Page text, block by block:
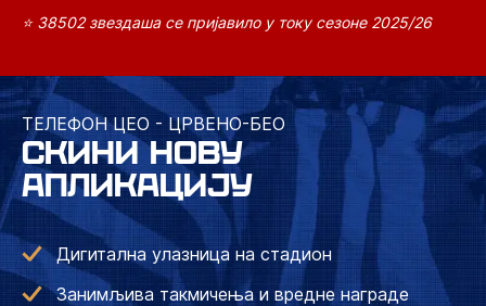
⭐ 38502 звездаша се пријавило у току сезоне 2025/26
ТЕЛЕФОН ЦЕО - ЦРВЕНО-БЕО
СКИНИ НОВУ
АПЛИКАЦИЈУ
Дигитална улазница на стадион
Занимљива такмичења и вредне награде